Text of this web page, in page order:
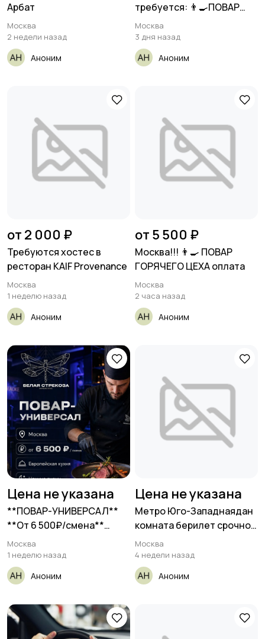
Арбат
Москва
2 недели назад
Аноним
требуется: 👨🍳ПОВАР
фритюр
Москва
3 дня назад
Аноним
от 2 000 ₽
Требуются хостес в
ресторан KAIF Provenance
Москва
1 неделю назад
Аноним
от 5 500 ₽
Москва!!! 👨‍🍳 ПОВАР
ГОРЯЧЕГО ЦЕХА оплата
Москва
2 часа назад
Аноним
Цена не указана
**ПОВАР-УНИВЕРСАЛ**
**От 6 500₽/смена**
__караоке__ •
Москва
1 неделю назад
Аноним
Цена не указана
Метро Юго-Западнаядан
комната берилет срочно
метрого
Москва
4 недели назад
Аноним